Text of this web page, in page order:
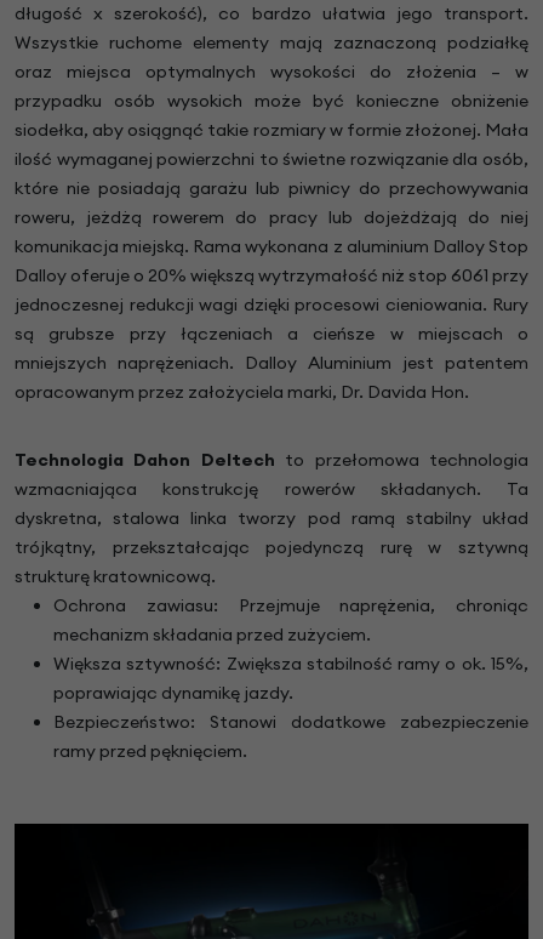
długość x szerokość), co bardzo ułatwia jego transport.
Wszystkie ruchome elementy mają zaznaczoną podziałkę
oraz miejsca optymalnych wysokości do złożenia – w
przypadku osób wysokich może być konieczne obniżenie
siodełka, aby osiągnąć takie rozmiary w formie złożonej. Mała
ilość wymaganej powierzchni to świetne rozwiązanie dla osób,
które nie posiadają garażu lub piwnicy do przechowywania
roweru, jeżdżą rowerem do pracy lub dojeżdżają do niej
komunikacja miejską. Rama wykonana z aluminium Dalloy Stop
Dalloy oferuje o 20% większą wytrzymałość niż stop 6061 przy
jednoczesnej redukcji wagi dzięki procesowi cieniowania. Rury
są grubsze przy łączeniach a cieńsze w miejscach o
mniejszych naprężeniach. Dalloy Aluminium jest patentem
opracowanym przez założyciela marki, Dr. Davida Hon.
Technologia Dahon Deltech to przełomowa technologia
wzmacniająca konstrukcję rowerów składanych. Ta
dyskretna, stalowa linka tworzy pod ramą stabilny układ
trójkątny, przekształcając pojedynczą rurę w sztywną
strukturę kratownicową.
Ochrona zawiasu: Przejmuje naprężenia, chroniąc
mechanizm składania przed zużyciem.
Większa sztywność: Zwiększa stabilność ramy o ok. 15%,
poprawiając dynamikę jazdy.
Bezpieczeństwo: Stanowi dodatkowe zabezpieczenie
ramy przed pęknięciem.